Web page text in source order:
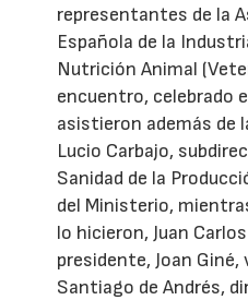
representantes de la
Española de la
Nutrición Animal
encuentro, celebrado
asistieron además de
Lucio Carbajo,
Sanidad de la
del Ministerio,
lo hicieron, Juan
presidente, Joan
Santiago de Andrés,